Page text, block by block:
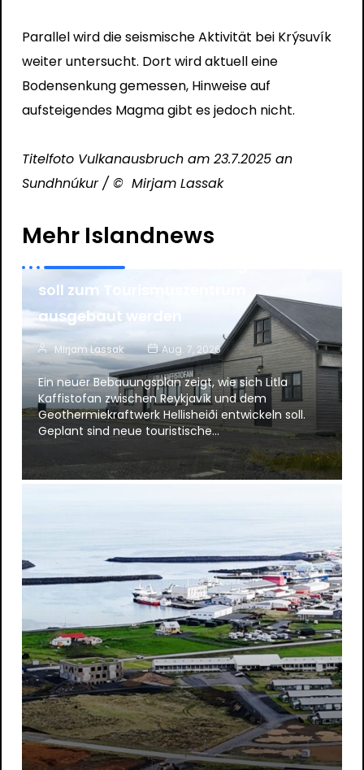
Parallel wird die seismische Aktivität bei Krýsuvík
weiter untersucht. Dort wird aktuell eine
Bodensenkung gemessen, Hinweise auf
aufsteigendes Magma gibt es jedoch nicht.
Titelfoto Vulkanausbruch am 23.7.2025 an
Sundhnúkur / © Mirjam Lassak
Mehr Islandnews
News Tourismus
Litla Kaffistofan an der Ringstraße
soll zum Tourismuszentrum
ausgebaut werden
Mirjam Lassak Aug. 7, 2026
Ein neuer Bebauungsplan zeigt, wie sich Litla
Kaffistofan zwischen Reykjavík und dem
Geothermiekraftwerk Hellisheiði entwickeln soll.
Geplant sind neue touristische…